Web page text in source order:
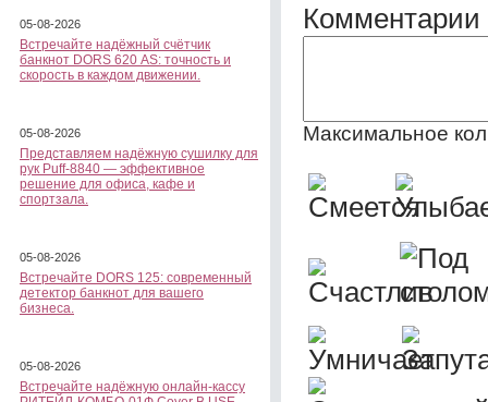
05-08-2026
Встречайте надёжный счётчик
банкнот DORS 620 АS: точность и
скорость в каждом движении.
05-08-2026
Представляем надёжную сушилку для
рук Puff-8840 — эффективное
решение для офиса, кафе и
спортзала.
05-08-2026
Встречайте DORS 125: современный
детектор банкнот для вашего
бизнеса.
05-08-2026
Встречайте надёжную онлайн-кассу
Комментарии
Максимальное